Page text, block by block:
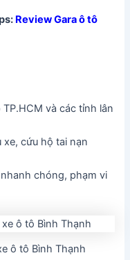
Review Gara ô tô
và các tỉnh lân
cứu hộ tai nạn
chóng, phạm vi
ô tô Bình Thạnh